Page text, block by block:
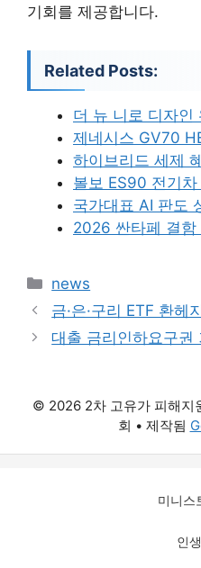
기회를 제공합니다.
Related Posts:
더 뉴 니로 디자인
제네시스 GV70
하이브리드 세제
볼보 ES90 전기차
국가대표 AI 판도
2026 싼타페 결함
카
테
리
news
금·은·구리 ETF 환헤
대출 금리인하요구권
© 2026 2차 고유가 피해지
회 • 제작됨
미니스
인